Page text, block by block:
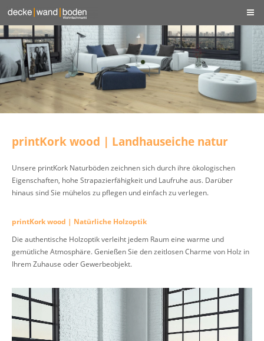
printKork wood | Landhauseiche natur
Unsere printKork Naturböden zeichnen sich durch ihre ökologischen
Eigenschaften, hohe Strapazierfähigkeit und Laufruhe aus. Darüber
hinaus sind Sie mühelos zu pflegen und einfach zu verlegen.
printKork wood | Natürliche Holzoptik
Die authentische Holzoptik verleiht jedem Raum eine warme und
gemütliche Atmosphäre. Genießen Sie den zeitlosen Charme von Holz in
Ihrem Zuhause oder Gewerbeobjekt.